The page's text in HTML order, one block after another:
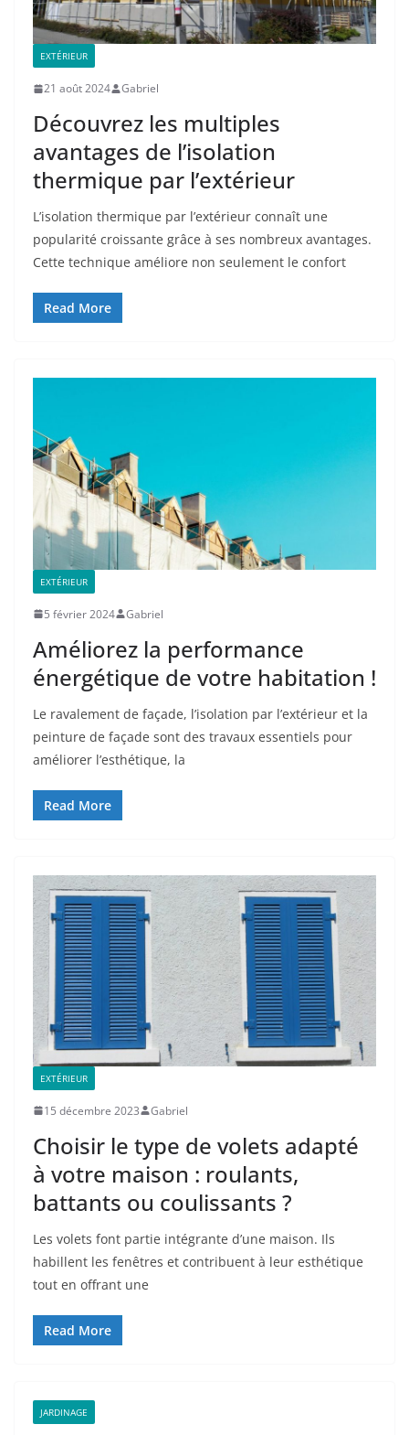
EXTÉRIEUR
21 août 2024 Gabriel
Découvrez les multiples
avantages de l’isolation
thermique par l’extérieur
L’isolation thermique par l’extérieur connaît une
popularité croissante grâce à ses nombreux avantages.
Cette technique améliore non seulement le confort
Read More
EXTÉRIEUR
5 février 2024 Gabriel
Améliorez la performance
énergétique de votre habitation !
Le ravalement de façade, l’isolation par l’extérieur et la
peinture de façade sont des travaux essentiels pour
améliorer l’esthétique, la
Read More
EXTÉRIEUR
15 décembre 2023 Gabriel
Choisir le type de volets adapté
à votre maison : roulants,
battants ou coulissants ?
Les volets font partie intégrante d’une maison. Ils
habillent les fenêtres et contribuent à leur esthétique
tout en offrant une
Read More
JARDINAGE